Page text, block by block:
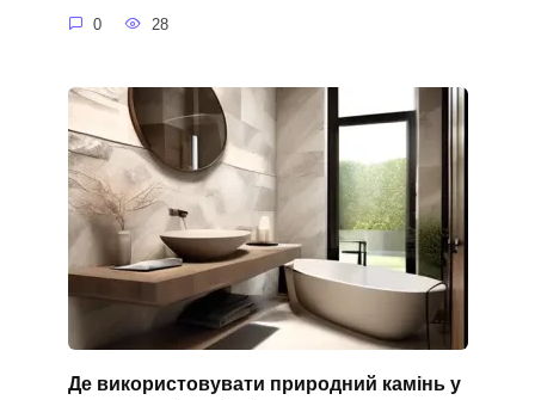
0 28
Де використовувати природний камінь у